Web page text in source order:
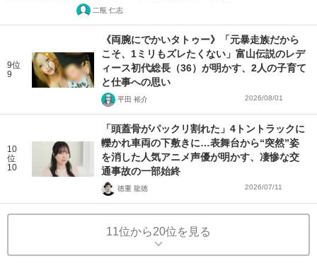
二瓶 仁志
9位
9
《両腕にでかいタトゥー》「元暴走族だから
こそ、1ミリもズレたくない」富山伝説のレデ
ィース初代総長（36）が明かす、2人の子育て
と仕事への思い
平田 裕介 2026/08/01
10
位
10
「頭蓋骨がパックリ割れた」4トントラックに
轢かれ車両の下敷きに…表舞台から“突然”姿
を消した人気アニメ声優が明かす、凄惨な交
通事故の一部始終
徳重 龍徳 2026/07/11
11位から20位を見る